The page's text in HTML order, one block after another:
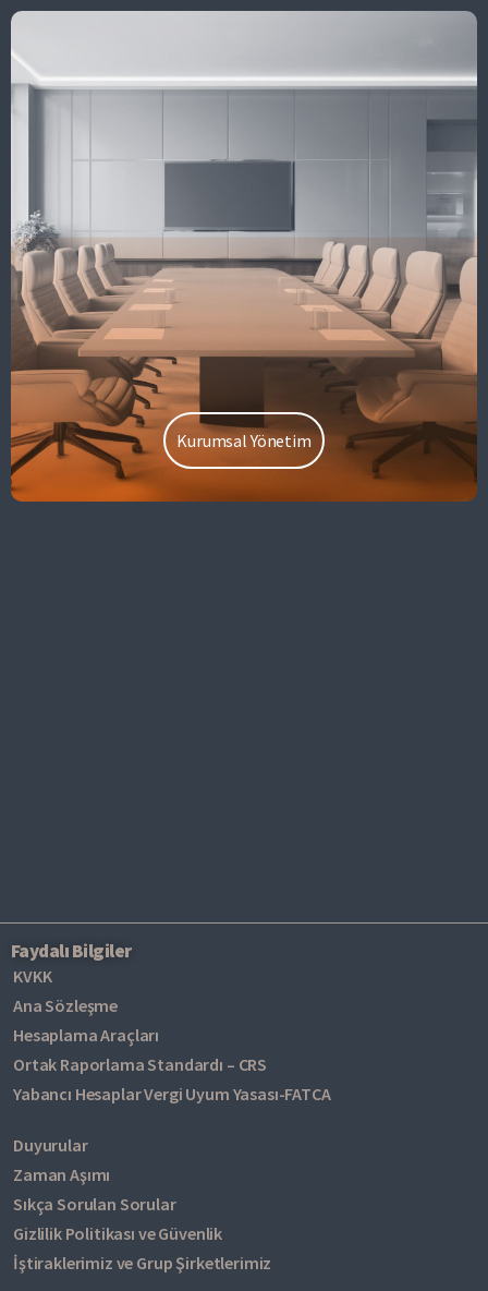
Kurumsal Yönetim
Faydalı Bilgiler
KVKK
Ana Sözleşme
Hesaplama Araçları
Ortak Raporlama Standardı – CRS
Yabancı Hesaplar Vergi Uyum Yasası-FATCA
Duyurular
Zaman Aşımı
Sıkça Sorulan Sorular
Gizlilik Politikası ve Güvenlik
İştiraklerimiz ve Grup Şirketlerimiz